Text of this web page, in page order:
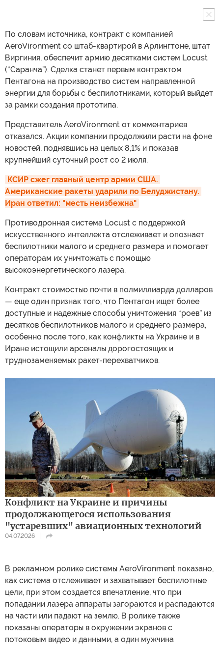
По словам источника, контракт с компанией
AeroVironment со штаб-квартирой в Арлингтоне, штат
Виргиния, обеспечит армию десятками систем Locust
(“Саранча”). Сделка станет первым контрактом
Пентагона на производство систем направленной
энергии для борьбы с беспилотниками, который выйдет
за рамки создания прототипа.
Представитель AeroVironment от комментариев
отказался. Акции компании продолжили расти на фоне
новостей, поднявшись на целых 8,1% и показав
крупнейший суточный рост со 2 июля.
КСИР сжег главный центр армии США.
Американские ракеты ударили по Белуджистану.
Иран ответил: "месть неизбежна"
Противодронная система Locust с поддержкой
искусственного интеллекта отслеживает и опознает
беспилотники малого и среднего размера и помогает
операторам их уничтожать с помощью
высокоэнергетического лазера.
Контракт стоимостью почти в полмиллиарда долларов
— еще один признак того, что Пентагон ищет более
доступные и надежные способы уничтожения “роев” из
десятков беспилотников малого и среднего размера,
особенно после того, как конфликты на Украине и в
Иране истощили арсеналы дорогостоящих и
труднозаменяемых ракет-перехватчиков.
Конфликт на Украине и причины
продолжающегося использования
"устаревших" авиационных технологий
04.07.2026
В рекламном ролике системы AeroVironment показано,
как система отслеживает и захватывает беспилотные
цели, при этом создается впечатление, что при
попадании лазера аппараты загораются и распадаются
на части или падают на землю. В ролике также
показаны операторы в окружении экранов с
потоковым видео и данными, а один мужчина